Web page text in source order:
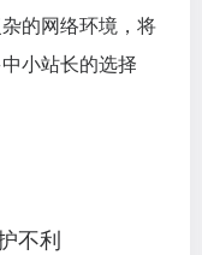
的网络环境，将
小站长的选择
不利